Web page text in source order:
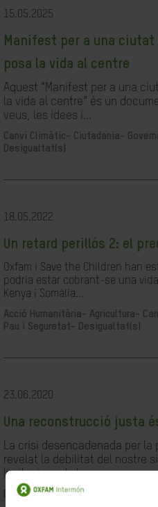
15.05.2025
Manifest per a una ciutat
posa la vida al centre
Aquest “Manifest per a una
la vida al centre” és un
veus, les idees i...
Canvi Climàtic-
Ciutadania-
Desigualtat(s)
18.05.2022
Un retard perillós 2: el
Oxfam i Save the Children han
podria estar cobrant-se una
Kenya i Somàlia...
Acció Humanitària- Agricultura-
Pau i Seguretat-
Desigualtat(s)
23.06.2020
Una reconstrucció justa
La crisi desencadenada per la
revelat la debilitat del nostre
limitacions de les...
Desigualtat(s)